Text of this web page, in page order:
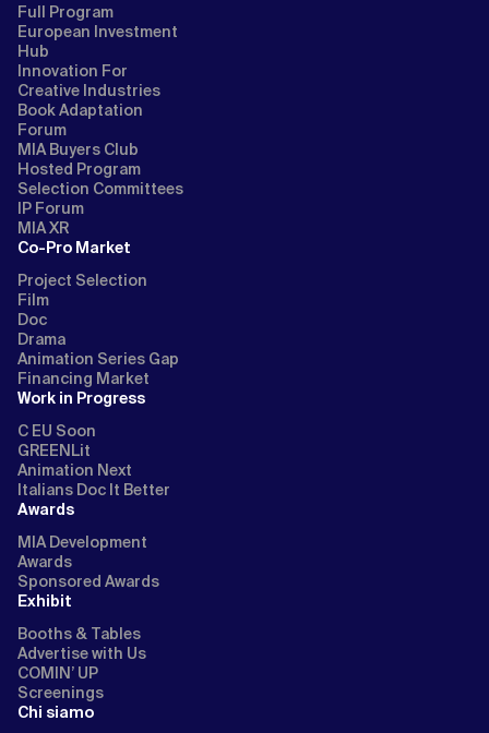
Full Program
European Investment
Hub
Innovation For
Creative Industries
Book Adaptation
Forum
MIA Buyers Club
Hosted Program
Selection Committees
IP Forum
MIA XR
Co-Pro Market
Project Selection
Film
Doc
Drama
Animation Series Gap
Financing Market
Work in Progress
C EU Soon
GREENLit
Animation Next
Italians Doc It Better
Awards
MIA Development
Awards
Sponsored Awards
Exhibit
Booths & Tables
Advertise with Us
COMIN’ UP
Screenings
Chi siamo